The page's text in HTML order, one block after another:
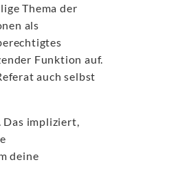
Thema der
als
Funktion auf.
auch selbst
Das impliziert,
deine